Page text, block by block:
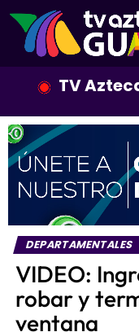
TV
DEPARTAMENTALES
VIDEO:
robar y
ventana